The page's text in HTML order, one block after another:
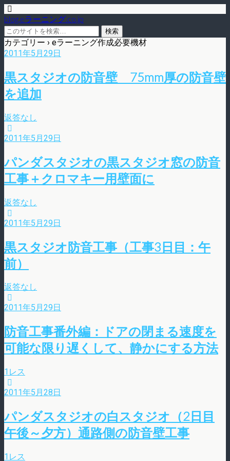
blog.eラーニング.co.jp
カテゴリー › eラーニング作成必要機材
2011年5月29日
黒スタジオの防音壁 75mm厚の防音壁
を追加
返答なし
2011年5月29日
パンダスタジオの黒スタジオ窓の防音
工事＋クロマキー用壁面に
返答なし
2011年5月29日
黒スタジオ防音工事（工事3日目：午
前）
返答なし
2011年5月29日
防音工事番外編：ドアの閉まる速度を
可能な限り遅くして、静かにする方法
1レス
2011年5月28日
パンダスタジオの白スタジオ（2日目
午後～夕方）通路側の防音壁工事
1レス